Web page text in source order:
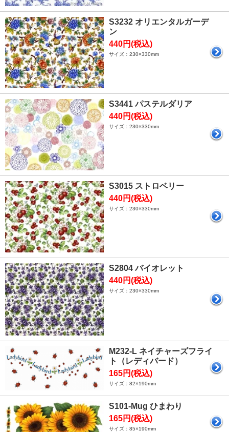
S3232 オリエンタルガーデ
ン
440円(税込)
サイズ：230×330mm
S3441 パステルダリア
440円(税込)
サイズ：230×330mm
S3015 ストロベリー
440円(税込)
サイズ：230×330mm
S2804 バイオレット
440円(税込)
サイズ：230×330mm
M232-L ネイチャーズフライ
ト（レディバード）
165円(税込)
サイズ：82×190mm
S101-Mug ひまわり
165円(税込)
サイズ：85×190mm